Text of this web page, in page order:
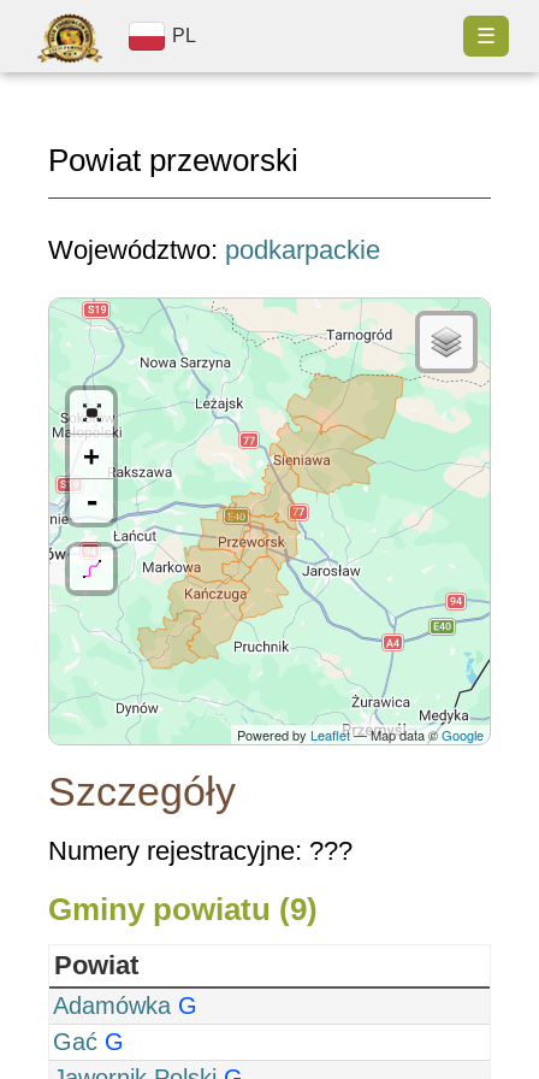
PL ☰
Powiat przeworski
Województwo: podkarpackie
+
-
Powered by Leaflet— Map data ©Google
Szczegóły
Numery rejestracyjne: ???
Gminy powiatu (9)
Powiat
Adamówka G
Gać G